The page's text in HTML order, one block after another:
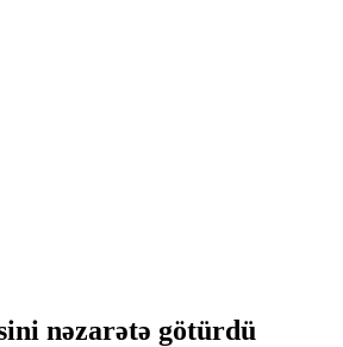
nəzarətə götürdü